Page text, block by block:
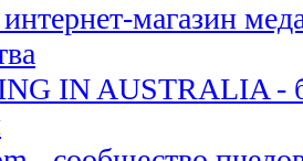
магазин
IN AUSTRALIA -